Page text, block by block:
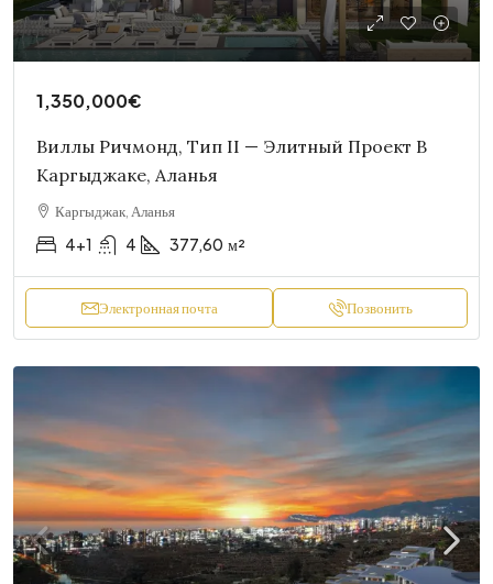
1,350,000€
Виллы Ричмонд, Тип II — Элитный Проект В
Каргыджаке, Аланья
Каргыджак, Аланья
4+1 4 377,60 м²
Электронная почта Позвонить